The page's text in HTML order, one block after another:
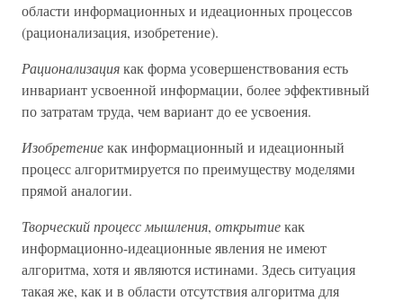
области информационных и идеационных процессов
(рационализация, изобретение).
Рационализациякак форма усовершенствования есть
инвариант усвоенной информации, более эффективный
по затратам труда, чем вариант до ее усвоения.
Изобретениекак информационный и идеационный
процесс алгоритмируется по преимуществу моделями
прямой аналогии.
Творческий процесс мышления, открытиекак
информационно-идеационные явления не имеют
алгоритма, хотя и являются истинами. Здесь ситуация
такая же, как и в области отсутствия алгоритма для